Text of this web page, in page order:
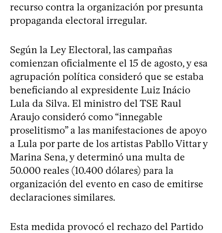
recurso contra la organización por presunta
propaganda electoral irregular.
Según la Ley Electoral, las campañas
comienzan oficialmente el 15 de agosto, y esa
agrupación política consideró que se estaba
beneficiando al expresidente Luiz Inácio
Lula da Silva. El ministro del TSE Raul
Araujo consideró como “innegable
proselitismo” a las manifestaciones de apoyo
a Lula por parte de los artistas Pabllo Vittar y
Marina Sena, y determinó una multa de
50.000 reales (10.400 dólares) para la
organización del evento en caso de emitirse
declaraciones similares.
Esta medida provocó el rechazo del Partido